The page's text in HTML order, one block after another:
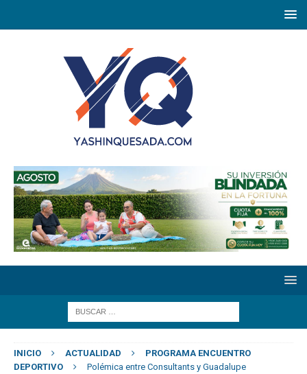
INICIO ACTUALIDAD
PROGRAMA ENCUENTRO
DEPORTIVO
Polémica entre Consultants y Guadalupe